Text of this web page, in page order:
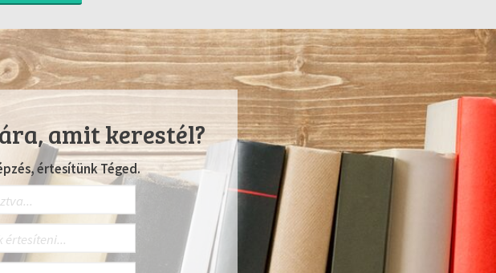
amit kerestél?
értesítünk Téged.